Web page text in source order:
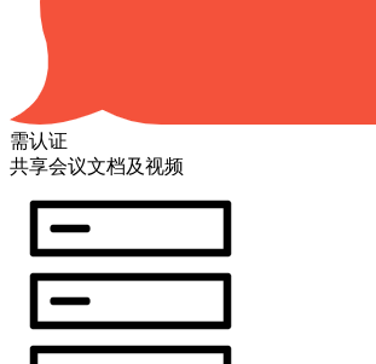
需认证
共享会议文档及视频